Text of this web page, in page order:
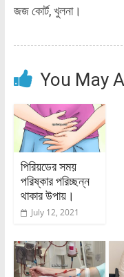
জজ কোর্ট, খুলনা।
You May
পিরিয়ডের সময়
পরিষ্কার পরিচ্ছন্ন
থাকার উপায়।
July 12, 2021